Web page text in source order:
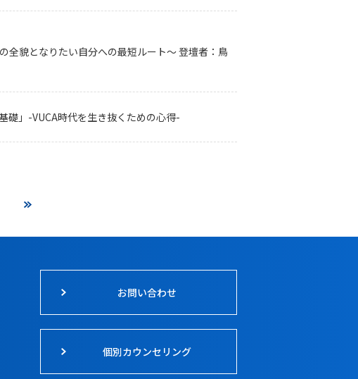
全貌となりたい自分への最短ルート〜 登壇者：鳥
礎」-VUCA時代を生き抜くための心得-
お問い合わせ
個別カウンセリング